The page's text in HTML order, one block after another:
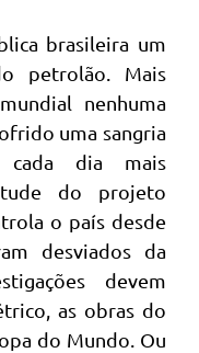
brasileira um
petrolão. Mais
nenhuma
uma sangria
dia mais
do projeto
o país desde
desviados da
devem
as obras do
do Mundo. Ou